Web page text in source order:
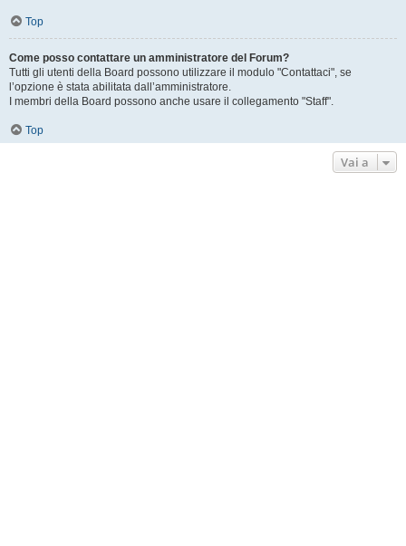
Top
Come posso contattare un amministratore del Forum?
Tutti gli utenti della Board possono utilizzare il modulo "Contattaci", se
l’opzione è stata abilitata dall’amministratore.
I membri della Board possono anche usare il collegamento "Staff".
Top
Vai a